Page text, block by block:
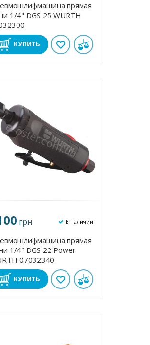
прямая
1/4" DGS 25 WURTH
КУПИТЬ
грн В наличии
прямая
1/4" DGS 22 Power
07032340
КУПИТЬ